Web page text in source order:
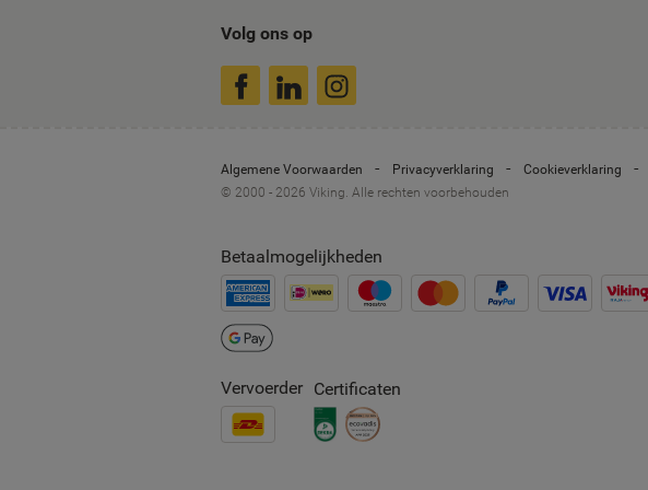
Volg ons op
Algemene Voorwaarden Privacyverklaring Cookieverklaring
© 2000 - 2026 Viking. Alle rechten voorbehouden
Betaalmogelijkheden
Vervoerder Certificaten